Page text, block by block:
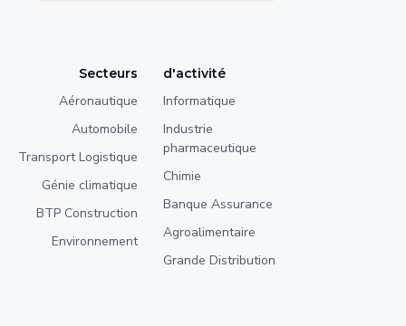
Secteurs
Aéronautique
Automobile
Transport Logistique
Génie climatique
BTP Construction
Environnement
d'activité
Informatique
Industrie
pharmaceutique
Chimie
Banque Assurance
Agroalimentaire
Grande Distribution